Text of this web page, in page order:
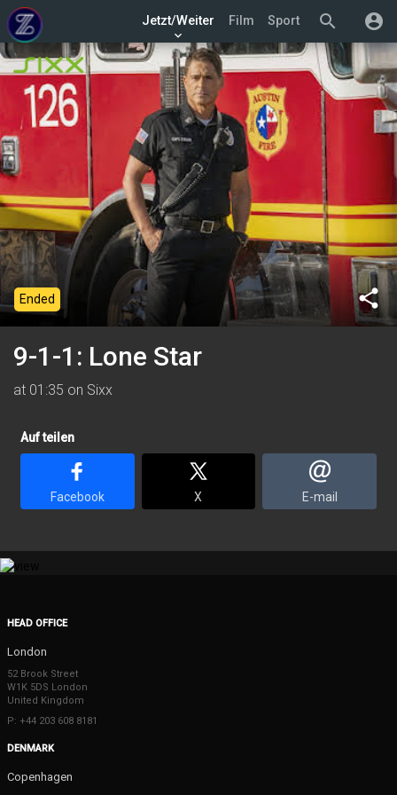
search account_circle
Jetzt/Weiter
keyboard_arrow_down
Film Sport
share
Ended
9-1-1: Lone Star
at 01:35 on Sixx
Auf teilen
Facebook X E-mail
HEAD OFFICE
London
52 Brook Street
W1K 5DS London
United Kingdom
P: +44 203 608 8181
DENMARK
Copenhagen